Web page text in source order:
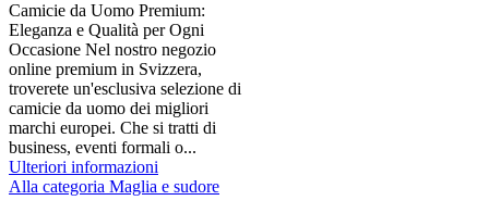
Camicie da Uomo Premium:
Eleganza e Qualità per Ogni
Occasione Nel nostro negozio
online premium in Svizzera,
troverete un'esclusiva selezione di
camicie da uomo dei migliori
marchi europei. Che si tratti di
business, eventi formali o...
Ulteriori informazioni
Alla categoria Maglia e sudore